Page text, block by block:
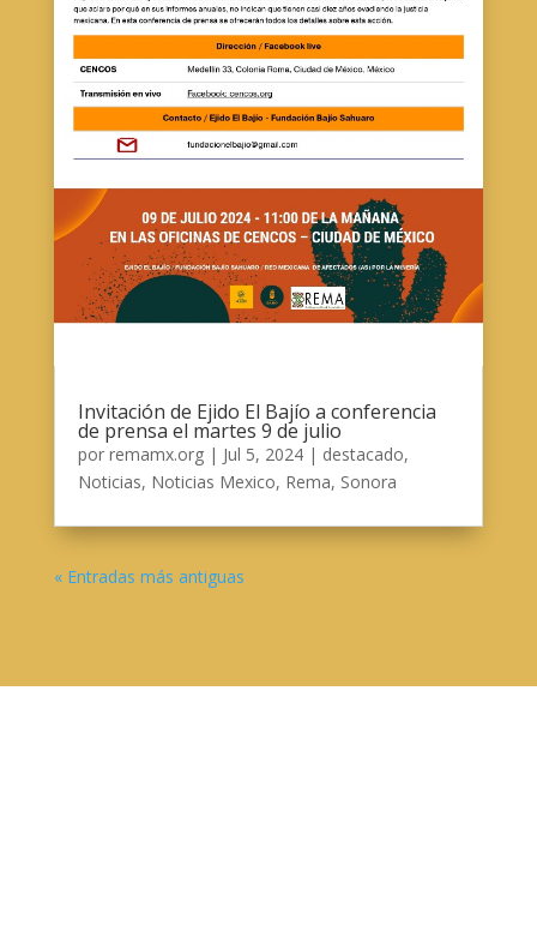
Invitación de Ejido El Bajío a conferencia
de prensa el martes 9 de julio
por remamx.org| Jul 5, 2024| destacado,
Noticias, Noticias Mexico, Rema, Sonora
« Entradas más antiguas